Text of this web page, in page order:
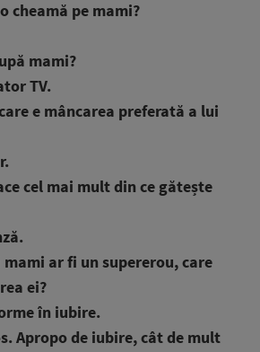
cheamă pe mami?
mami?
TV.
e mâncarea preferată a lui
cel mai mult din ce gătește
mami ar fi un supererou, care
ei?
în iubire.
Apropo de iubire, cât de mult